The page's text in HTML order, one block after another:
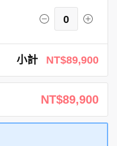
0
小計 NT$89,900
NT$89,900